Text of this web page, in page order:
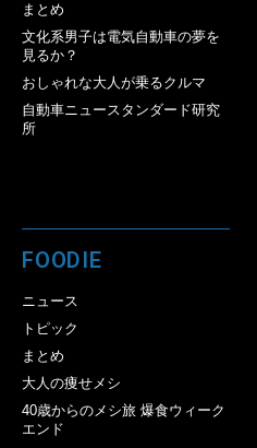
まとめ
文化系男子は電気自動車の夢を
見るか？
おしゃれな大人が乗るクルマ
自動車ニュースタンダード研究
所
FOODIE
ニュース
トピック
まとめ
大人の痩せメシ
40歳からのメシ旅 爆食ウィーク
エンド